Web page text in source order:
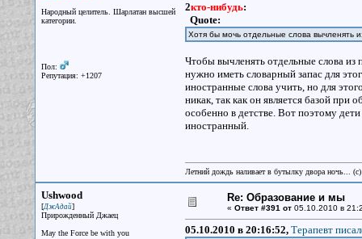
Народный целитель. Шарлатан высшей
категории.
Пол:
Репутация: +1207
2кто-нибудь:
Quote:
Хотя бы мочь отдельные слова вычленять
Чтобы вычленять отдельные слова из
нужно иметь словарный запас для
иностранные слова учить, но для
никак, так как он является базой
особенно в детстве. Вот поэтому
иностранный.
Летний дождь наливает в бутылку двора ночь...
Ushwood
[ДжАдай]
Прирожденный Джаец
May the Force be with you
Re: Образование и мы
« Ответ #391 от05.10.2010 в
05.10.2010 в 20:16:52, Терапевт